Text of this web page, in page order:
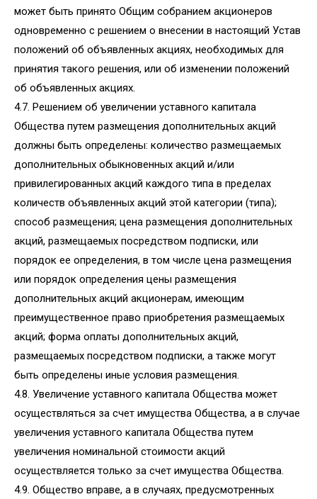
может быть принято Общим собранием акционеров
одновременно с решением о внесении в настоящий Устав
положений об объявленных акциях, необходимых для
принятия такого решения, или об изменении положений
об объявленных акциях.
4.7. Решением об увеличении уставного капитала
Общества путем размещения дополнительных акций
должны быть определены: количество размещаемых
дополнительных обыкновенных акций и/или
привилегированных акций каждого типа в пределах
количеств объявленных акций этой категории (типа);
способ размещения; цена размещения дополнительных
акций, размещаемых посредством подписки, или
порядок ее определения, в том числе цена размещения
или порядок определения цены размещения
дополнительных акций акционерам, имеющим
преимущественное право приобретения размещаемых
акций; форма оплаты дополнительных акций,
размещаемых посредством подписки, а также могут
быть определены иные условия размещения.
4.8. Увеличение уставного капитала Общества может
осуществляться за счет имущества Общества, а в случае
увеличения уставного капитала Общества путем
увеличения номинальной стоимости акций
осуществляется только за счет имущества Общества.
4.9. Общество вправе, а в случаях, предусмотренных